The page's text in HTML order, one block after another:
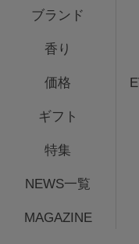
ブランド
香り
価格
ギフト
特集
NEWS一覧
MAGAZINE